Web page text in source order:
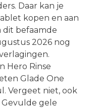
Daar kan je
kopen en aan
dit befaamde
2026 nog
Hero Rinse
Glade One
Vergeet niet, ook
gele